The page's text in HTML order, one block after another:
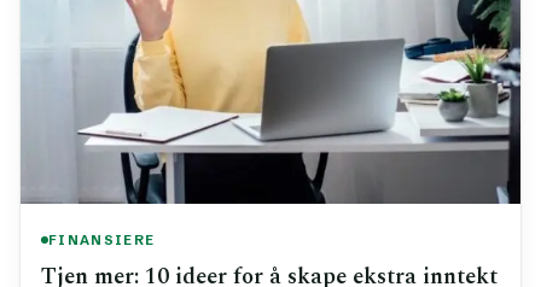
FINANSIERE
Tjen mer: 10 ideer for å skape ekstra inntekt